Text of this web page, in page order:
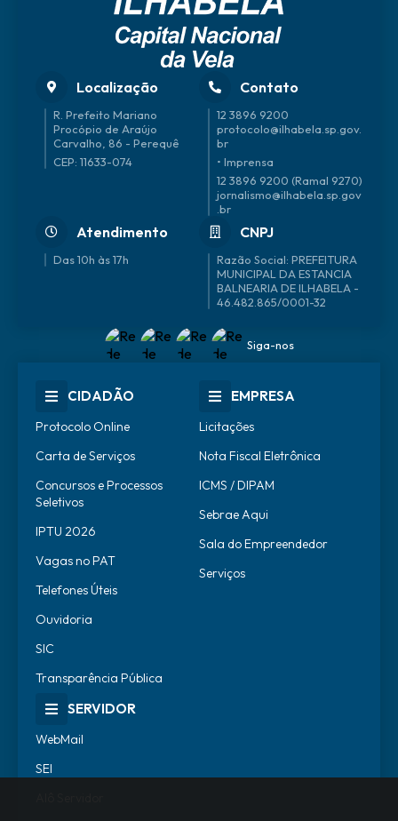
Localização
R. Prefeito Mariano
Procópio de Araújo
Carvalho, 86 - Perequê
CEP: 11633-074
Contato
12 3896 9200
protocolo@ilhabela.sp.gov.
br
• Imprensa
12 3896 9200 (Ramal 9270)
jornalismo@ilhabela.sp.gov
.br
Atendimento
Das 10h às 17h
CNPJ
46.482.865/0001-32
Siga-nos
CIDADÃO
Protocolo Online
Carta de Serviços
Concursos e Processos
Seletivos
IPTU 2026
Vagas no PAT
Telefones Úteis
Ouvidoria
SIC
Transparência Pública
EMPRESA
Licitações
Nota Fiscal Eletrônica
ICMS / DIPAM
Sebrae Aqui
Sala do Empreendedor
Serviços
SERVIDOR
WebMail
SEI